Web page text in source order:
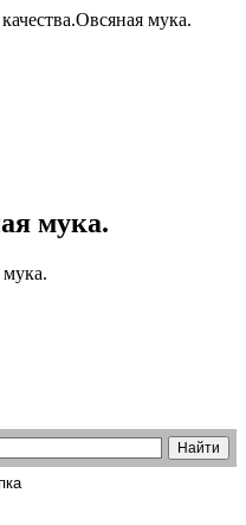
мука.